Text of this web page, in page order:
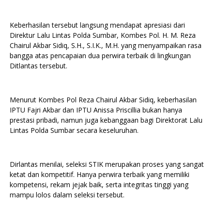
Keberhasilan tersebut langsung mendapat apresiasi dari
Direktur Lalu Lintas Polda Sumbar, Kombes Pol. H. M. Reza
Chairul Akbar Sidiq, S.H., S.I.K., M.H. yang menyampaikan rasa
bangga atas pencapaian dua perwira terbaik di lingkungan
Ditlantas tersebut.
Menurut Kombes Pol Reza Chairul Akbar Sidiq, keberhasilan
IPTU Fajri Akbar dan IPTU Anissa Priscillia bukan hanya
prestasi pribadi, namun juga kebanggaan bagi Direktorat Lalu
Lintas Polda Sumbar secara keseluruhan.
Dirlantas menilai, seleksi STIK merupakan proses yang sangat
ketat dan kompetitif. Hanya perwira terbaik yang memiliki
kompetensi, rekam jejak baik, serta integritas tinggi yang
mampu lolos dalam seleksi tersebut.